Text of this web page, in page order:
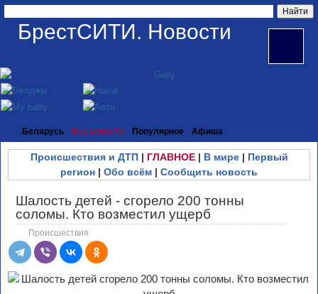
БрестСИТИ. Новости
Беларусь Все новости Популярное Афиша
Происшествия и ДТП| ГЛАВНОЕ| В мире| Первый
регион | Обо всём | Сообщить новость
Шалость детей - сгорело 200 тонны
соломы. Кто возместил ущерб
Происшествия